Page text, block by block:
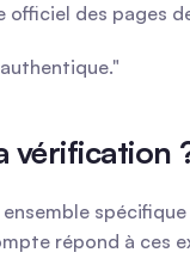
des pages
vérification
répond à